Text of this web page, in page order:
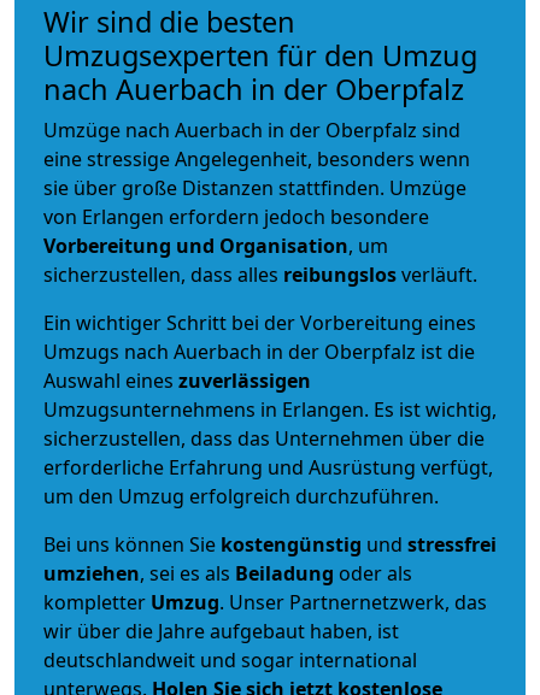
Wir sind die besten
Umzugsexperten für den Umzug
nach Auerbach in der Oberpfalz
Umzüge nach Auerbach in der Oberpfalz sind
eine stressige Angelegenheit, besonders wenn
sie über große Distanzen stattfinden. Umzüge
von Erlangen erfordern jedoch besondere
Vorbereitung und Organisation, um
sicherzustellen, dass alles reibungslosverläuft.
Ein wichtiger Schritt bei der Vorbereitung eines
Umzugs nach Auerbach in der Oberpfalz ist die
Auswahl eines zuverlässigen
Umzugsunternehmens in Erlangen. Es ist wichtig,
sicherzustellen, dass das Unternehmen über die
erforderliche Erfahrung und Ausrüstung verfügt,
um den Umzug erfolgreich durchzuführen.
Bei uns können Sie kostengünstig und stressfrei
umziehen, sei es als Beiladung oder als
kompletter Umzug. Unser Partnernetzwerk, das
wir über die Jahre aufgebaut haben, ist
deutschlandweit und sogar international
unterwegs. Holen Sie sich jetzt kostenlose